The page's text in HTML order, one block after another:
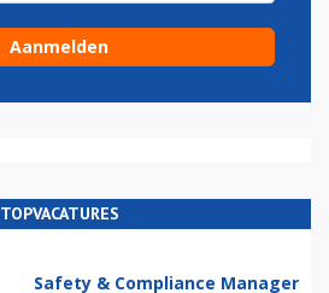
TOPVACATURES
Safety & Compliance Manager